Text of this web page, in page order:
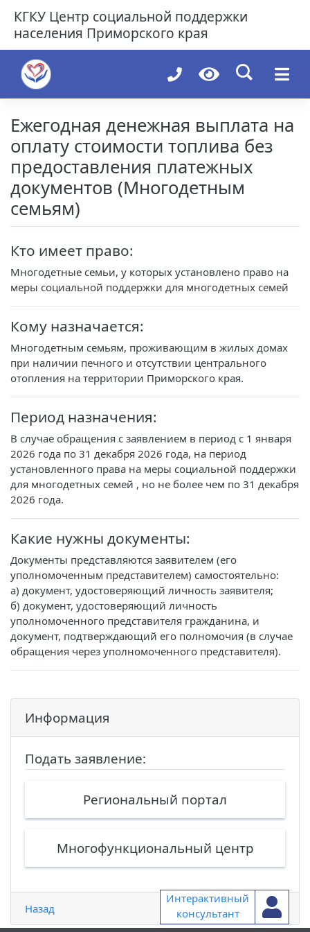
content
КГКУ Центр социальной поддержки
населения Приморского края
Ежегодная денежная выплата на
оплату стоимости топлива без
предоставления платежных
документов (Многодетным
семьям)
Кто имеет право:
Многодетные семьи, у которых установлено право на
меры социальной поддержки для многодетных семей
Кому назначается:
Многодетным семьям, проживающим в жилых домах
при наличии печного и отсутствии центрального
отопления на территории Приморского края.
Период назначения:
В случае обращения с заявлением в период с 1 января
2026 года по 31 декабря 2026 года, на период
установленного права на меры социальной поддержки
для многодетных семей , но не более чем по 31 декабря
2026 года.
Какие нужны документы:
Документы представляются заявителем (его
уполномоченным представителем) самостоятельно:
а) документ, удостоверяющий личность заявителя;
б) документ, удостоверяющий личность
уполномоченного представителя гражданина, и
документ, подтверждающий его полномочия (в случае
обращения через уполномоченного представителя).
Информация
Подать заявление:
Региональный портал
Многофункциональный центр
Назад
Интерактивный
консультант